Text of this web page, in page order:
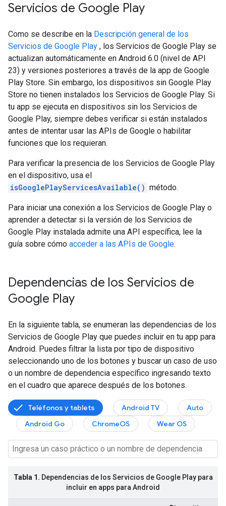
Servicios de Google Play
Como se describe en la Descripción general de los
Servicios de Google Play , los Servicios de Google Play se
actualizan automáticamente en Android 6.0 (nivel de API
23) y versiones posteriores a través de la app de Google
Play Store. Sin embargo, los dispositivos sin Google Play
Store no tienen instalados los Servicios de Google Play. Si
tu app se ejecuta en dispositivos sin los Servicios de
Google Play, siempre debes verificar si están instalados
antes de intentar usar las APIs de Google o habilitar
funciones que los requieran.
Para verificar la presencia de los Servicios de Google Play
en el dispositivo, usa el
isGooglePlayServicesAvailable() método.
Para iniciar una conexión a los Servicios de Google Play o
aprender a detectar si la versión de los Servicios de
Google Play instalada admite una API específica, lee la
guía sobre cómo acceder a las APIs de Google.
Dependencias de los Servicios de
Google Play
En la siguiente tabla, se enumeran las dependencias de los
Servicios de Google Play que puedes incluir en tu app para
Android. Puedes filtrar la lista por tipo de dispositivo
seleccionando uno de los botones y buscar un caso de uso
o un nombre de dependencia específico ingresando texto
en el cuadro que aparece después de los botones.
Teléfonos y tablets Android TV
Auto
Android Go
ChromeOS Wear OS
Tabla 1. Dependencias de los Servicios de Google Play para
incluir en apps para Android